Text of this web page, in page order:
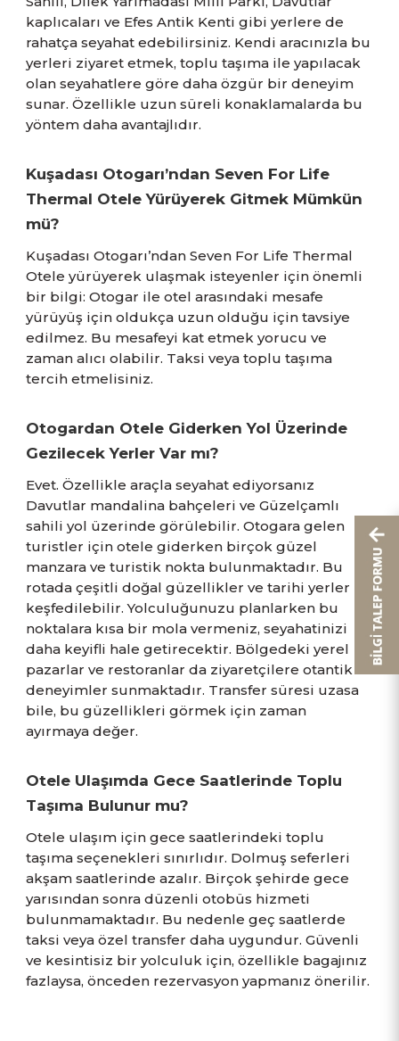
kaplıcaları ve Efes Antik Kenti gibi yerlere de
rahatça seyahat edebilirsiniz. Kendi aracınızla bu
yerleri ziyaret etmek, toplu taşıma ile yapılacak
olan seyahatlere göre daha özgür bir deneyim
sunar. Özellikle uzun süreli konaklamalarda bu
yöntem daha avantajlıdır.
Kuşadası Otogarı’ndan Seven For Life
Thermal Otele Yürüyerek Gitmek Mümkün
mü?
Kuşadası Otogarı’ndan Seven For Life Thermal
Otele yürüyerek ulaşmak isteyenler için önemli
bir bilgi: Otogar ile otel arasındaki mesafe
yürüyüş için oldukça uzun olduğu için tavsiye
edilmez. Bu mesafeyi kat etmek yorucu ve
zaman alıcı olabilir. Taksi veya toplu taşıma
tercih etmelisiniz.
Otogardan Otele Giderken Yol Üzerinde
Gezilecek Yerler Var mı?
Evet. Özellikle araçla seyahat ediyorsanız
Davutlar mandalina bahçeleri ve Güzelçamlı
sahili yol üzerinde görülebilir. Otogara gelen
turistler için otele giderken birçok güzel
manzara ve turistik nokta bulunmaktadır. Bu
rotada çeşitli doğal güzellikler ve tarihi yerler
keşfedilebilir. Yolculuğunuzu planlarken bu
noktalara kısa bir mola vermeniz, seyahatinizi
daha keyifli hale getirecektir. Bölgedeki yerel
pazarlar ve restoranlar da ziyaretçilere otantik
deneyimler sunmaktadır. Transfer süresi uzasa
bile, bu güzellikleri görmek için zaman
ayırmaya değer.
Otele Ulaşımda Gece Saatlerinde Toplu
Taşıma Bulunur mu?
Otele ulaşım için gece saatlerindeki toplu
taşıma seçenekleri sınırlıdır. Dolmuş seferleri
akşam saatlerinde azalır. Birçok şehirde gece
yarısından sonra düzenli otobüs hizmeti
bulunmamaktadır. Bu nedenle geç saatlerde
taksi veya özel transfer daha uygundur. Güvenli
ve kesintisiz bir yolculuk için, özellikle bagajınız
fazlaysa, önceden rezervasyon yapmanız önerilir.